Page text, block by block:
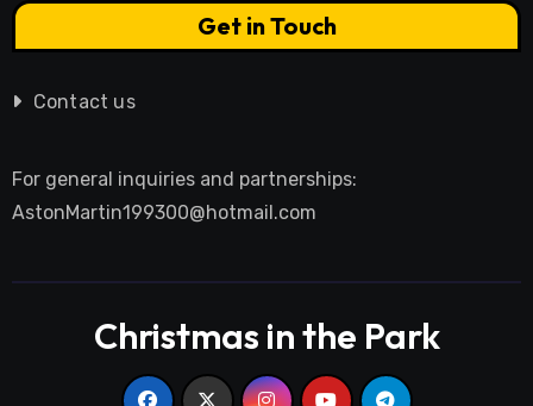
Get in Touch
Contact us
For general inquiries and partnerships:
AstonMartin199300@hotmail.com
Christmas in the Park